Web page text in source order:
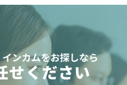
ンカムをお探しなら
せください